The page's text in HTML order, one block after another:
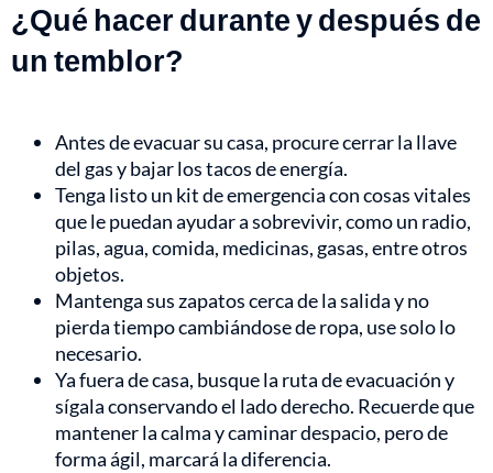
¿Qué hacer durante y después de
un temblor?
Antes de evacuar su casa, procure cerrar la llave
del gas y bajar los tacos de energía.
Tenga listo un kit de emergencia con cosas vitales
que le puedan ayudar a sobrevivir, como un radio,
pilas, agua, comida, medicinas, gasas, entre otros
objetos.
Mantenga sus zapatos cerca de la salida y no
pierda tiempo cambiándose de ropa, use solo lo
necesario.
Ya fuera de casa, busque la ruta de evacuación y
sígala conservando el lado derecho. Recuerde que
mantener la calma y caminar despacio, pero de
forma ágil, marcará la diferencia.